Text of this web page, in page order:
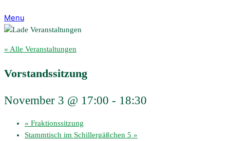
Menu
« Alle Veranstaltungen
Vorstandssitzung
November 3 @ 17:00 - 18:30
« Fraktionssitzung
Stammtisch im Schillergäßchen 5 »